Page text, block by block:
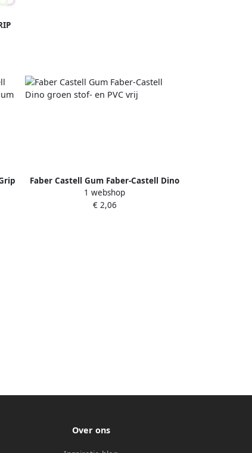
Faber Castell Gum Faber-Castell Dino
groen stof- en PVC vrij
1 webshop
€ 2,06
Over ons